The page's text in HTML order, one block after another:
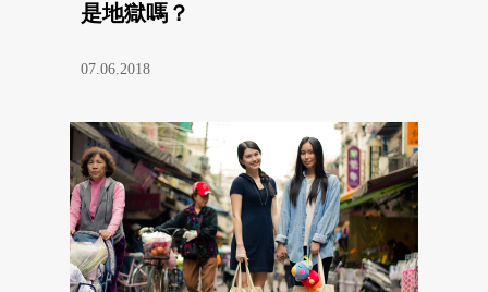
是地獄嗎？
07.06.2018